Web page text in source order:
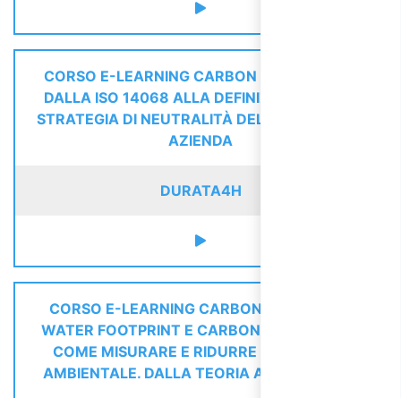
CORSO E-LEARNING CARBON NEUTRALITY:
DALLA ISO 14068 ALLA DEFINIZIONE DI UNA
STRATEGIA DI NEUTRALITÀ DEL CARBONIO IN
AZIENDA
DURATA4H
CORSO E-LEARNING CARBON FOOTPRINT,
WATER FOOTPRINT E CARBON NEUTRALITY:
COME MISURARE E RIDURRE L'IMPRONTA
AMBIENTALE. DALLA TEORIA ALLA PRATICA